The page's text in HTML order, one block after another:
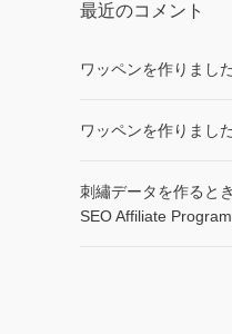
最近のコメント
ワッペンを作りました
ワッペンを作りました
刺繡データを作ると
SEO Affiliate Program